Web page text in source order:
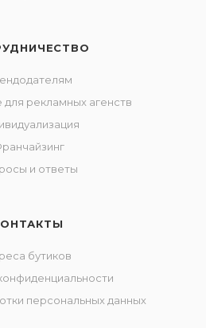
рекламных агенств
и ответы
бутиков
персональных данных